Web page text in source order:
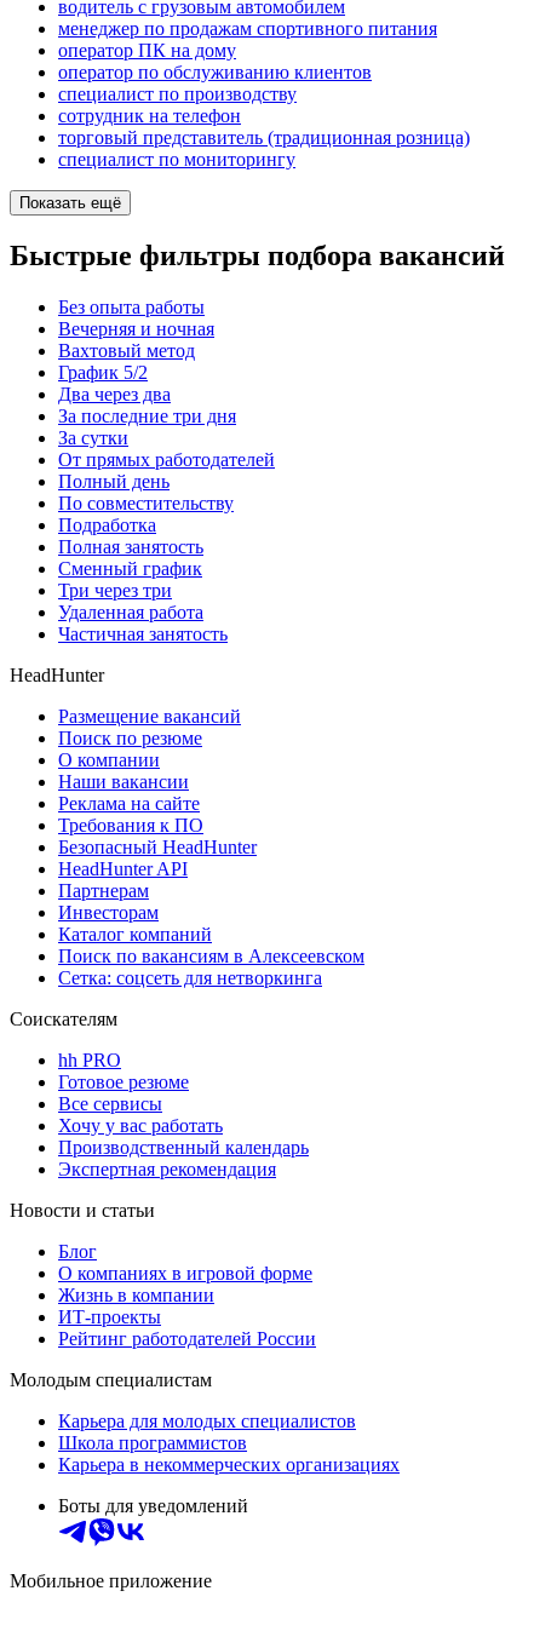
водитель с грузовым автомобилем
менеджер по продажам спортивного питания
оператор ПК на дому
оператор по обслуживанию клиентов
специалист по производству
сотрудник на телефон
торговый представитель (традиционная розница)
специалист по мониторингу
Показать ещё
Быстрые фильтры подбора вакансий
Без опыта работы
Вечерняя и ночная
Вахтовый метод
График 5/2
Два через два
За последние три дня
За сутки
От прямых работодателей
Полный день
По совместительству
Подработка
Полная занятость
Сменный график
Три через три
Удаленная работа
Частичная занятость
HeadHunter
Размещение вакансий
Поиск по резюме
О компании
Наши вакансии
Реклама на сайте
Требования к ПО
Безопасный HeadHunter
HeadHunter API
Партнерам
Инвесторам
Каталог компаний
Поиск по вакансиям в Алексеевском
Сетка: соцсеть для нетворкинга
Соискателям
hh PRO
Готовое резюме
Все сервисы
Хочу у вас работать
Производственный календарь
Экспертная рекомендация
Новости и статьи
Блог
О компаниях в игровой форме
Жизнь в компании
ИТ-проекты
Рейтинг работодателей России
Молодым специалистам
Карьера для молодых специалистов
Школа программистов
Карьера в некоммерческих организациях
Боты для уведомлений
Мобильное приложение